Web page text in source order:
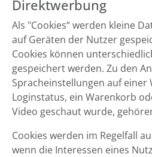
Direktwerbung
Als "Cookies“ werden kleine
auf Geräten der Nutzer
Cookies können
gespeichert werden. Zu den
Spracheinstellungen auf einer
Loginstatus, ein Warenkorb
Video geschaut wurde,
Cookies werden im Regelfall
wenn die Interessen eines